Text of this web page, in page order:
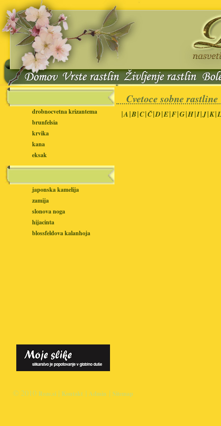
drobnocvetna krizantema
brunfelsia
krvika
kana
eksak
japonska kamelija
zamija
slonova noga
hijacinta
blossfeldova kalanhoja
Cvetoce sobne rastline
|A |B|C|Č|D|E|F|G|H|I|J|K|
© 2010 Roze.si | Kontakt | Admin | Sitemap